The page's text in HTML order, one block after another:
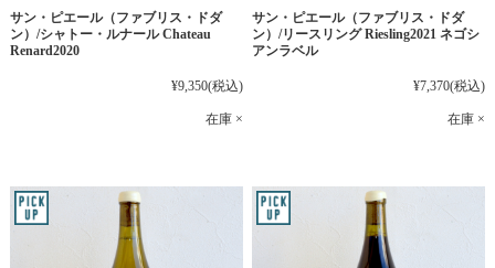
サン・ピエール（ファブリス・ドダ
ン）/シャトー・ルナール Chateau
Renard2020
¥9,350(税込)
在庫 ×
サン・ピエール（ファブリス・ドダ
ン）/リースリング Riesling2021 ネゴシ
アンラベル
¥7,370(税込)
在庫 ×